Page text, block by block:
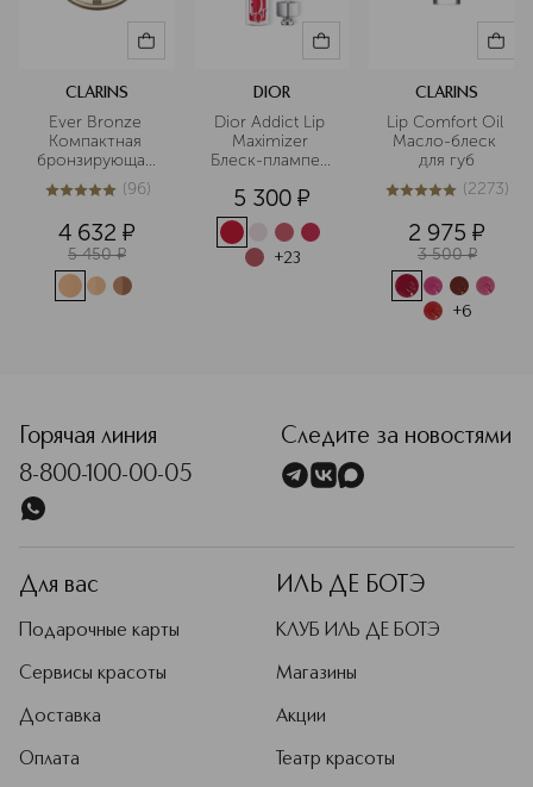
CLARINS
Ever Bronze
Компактная
бронзирующая
пудра
5из 596 (96)
4 632 ¤
5 450 ¤
DIOR
Dior Addict Lip
Maximizer
Блеск-плампер
5 300 ¤
+23
CLARINS
Lip Comfort Oil
Масло-блеск
для губ
5из 52273 (2273)
2 975 ¤
3 500 ¤
+6
Горячая линия
8-800-100-00-05
Следите за новостями
Для вас
Подарочные карты
Сервисы красоты
Доставка
Оплата
ИЛЬ ДЕ БОТЭ
КЛУБ ИЛЬ ДЕ БОТЭ
Магазины
Акции
Театр красоты